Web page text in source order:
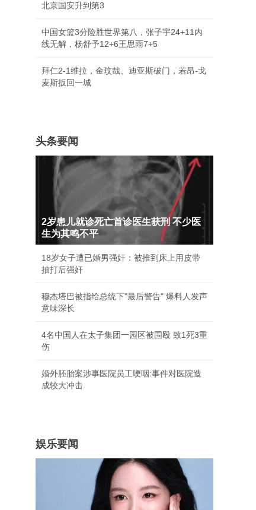
北京国安升到第3
中国女篮3分险胜世界第八，张子宇24+11内
线无解，杨舒予12+6王思雨7+5
拜仁2-1维拉，金玟哉、迪亚斯破门，若昂-戈
麦斯扳回一城
头条要闻
2岁患儿就诊死亡首诊医生获刑 不少医
生为其鸣不平
18岁女子遭已婚男强奸：被推到床上用皮带
抽打后强奸
穆杰塔巴被指给总统下"最后警告" 爆料人发声
意味深长
4名中国人在太子集团一园区被围殴 致1死3重
伤
婚外胚胎案涉事医院员工哽咽:事件对医院造
成较大冲击
娱乐要闻